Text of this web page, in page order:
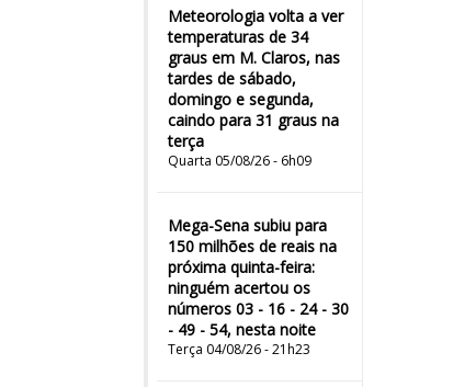
Meteorologia volta a ver
temperaturas de 34
graus em M. Claros, nas
tardes de sábado,
domingo e segunda,
caindo para 31 graus na
terça
Quarta 05/08/26 - 6h09
Mega-Sena subiu para
150 milhões de reais na
próxima quinta-feira:
ninguém acertou os
números 03 - 16 - 24 - 30
- 49 - 54, nesta noite
Terça 04/08/26 - 21h23